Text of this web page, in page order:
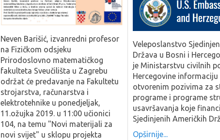
Neven Barišić, izvanredni profesor
na Fizičkom odsjeku
Prirodoslovno matematičkog
fakulteta Sveučilišta u Zagrebu
održat će predavanje na Fakultetu
strojarstva, računarstva i
elektrotehnike u ponedjeljak,
11.ožujka 2019. u 11:00 učionici
104, na temu "Novi materijali za
novi svijet" u sklopu projekta
Veleposlanstvo
Država u Bosni i
je Ministarstvu civilnih
Hercegovine
otvorenim pozivima za
programe i programe
usavršavanja koje
Sjedinjenih Američkih
Opširnije...